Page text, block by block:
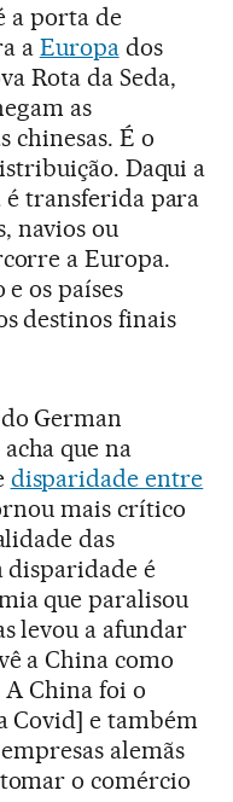
a porta de
a Europados
Rota da Seda,
as
chinesas. É o
Daqui a
transferida para
navios ou
a Europa.
os países
destinos finais
German
acha que na
disparidade entre
mais crítico
das
disparidade é
que paralisou
levou a afundar
a China como
A China foi o
Covid] e também
alemãs
o comércio